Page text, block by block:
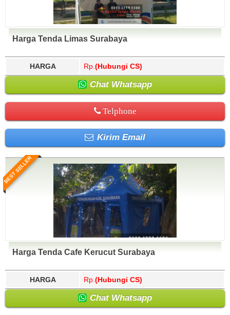
Harga Tenda Limas Surabaya
HARGA Rp. (Hubungi CS)
Chat Whatsapp
Telphone
Kirim Email
BEST SELLER
Harga Tenda Cafe Kerucut Surabaya
HARGA Rp. (Hubungi CS)
Chat Whatsapp